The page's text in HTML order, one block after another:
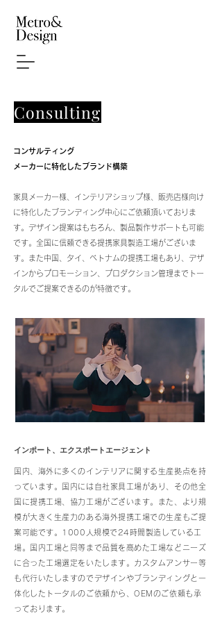
Consulting
コンサルティング
メーカーに特化したブランド構築
家具メーカー様、インテリアショップ様、販売店様向け
に特化したブランディング中心にご依頼頂いておりま
す。デザイン提案はもちろん、製品製作サポートも可能
です。 全国に信頼できる提携家具製造工場がございま
す。また中国、タイ、ベトナムの提携工場もあり、デザ
インからプロモーション、プロダクション管理までトー
タルでご提案できるのが特徴です。
インポート、エクスポートエージェント
国内、海外に多くのインテリアに関する生産拠点を持
っています。国内には自社家具工場があり、その他全
国に提携工場、協力工場がございます。 また、
より規
模が大きく生産力のある海外提携工場での生産もご提
案可能です。1000人規模で24時間製造している工
場。国内工場と同等まで品質を高めた工場などニーズ
に合った工場選定をいたします。カスタムアンサー等
も代行いたしますのでデザインやブランディングと一
体化したトータルのご依頼から、OEMのご依頼も承
っております。